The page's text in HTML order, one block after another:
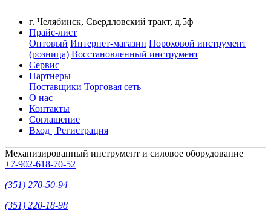
г. Челябинск, Свердловский тракт, д.5ф
Прайс-лист
Оптовый Интернет-магазин Пороховой инструмент
(розница) Восстановленный инструмент
Сервис
Партнеры
Поставщики Торговая сеть
О нас
Контакты
Соглашение
Вход | Регистрация
Механизированный инструмент и силовое оборудование
+7-902-618-70-52
(351) 270-50-94
(351) 220-18-98